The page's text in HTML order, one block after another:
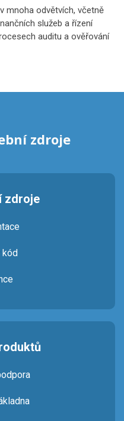
mnoha odvětvích, včetně
služeb a řízení
auditu a ověřování
zdroje
zdroje
kód